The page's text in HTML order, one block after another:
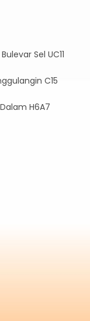
Sel UC11
C15
H6A7